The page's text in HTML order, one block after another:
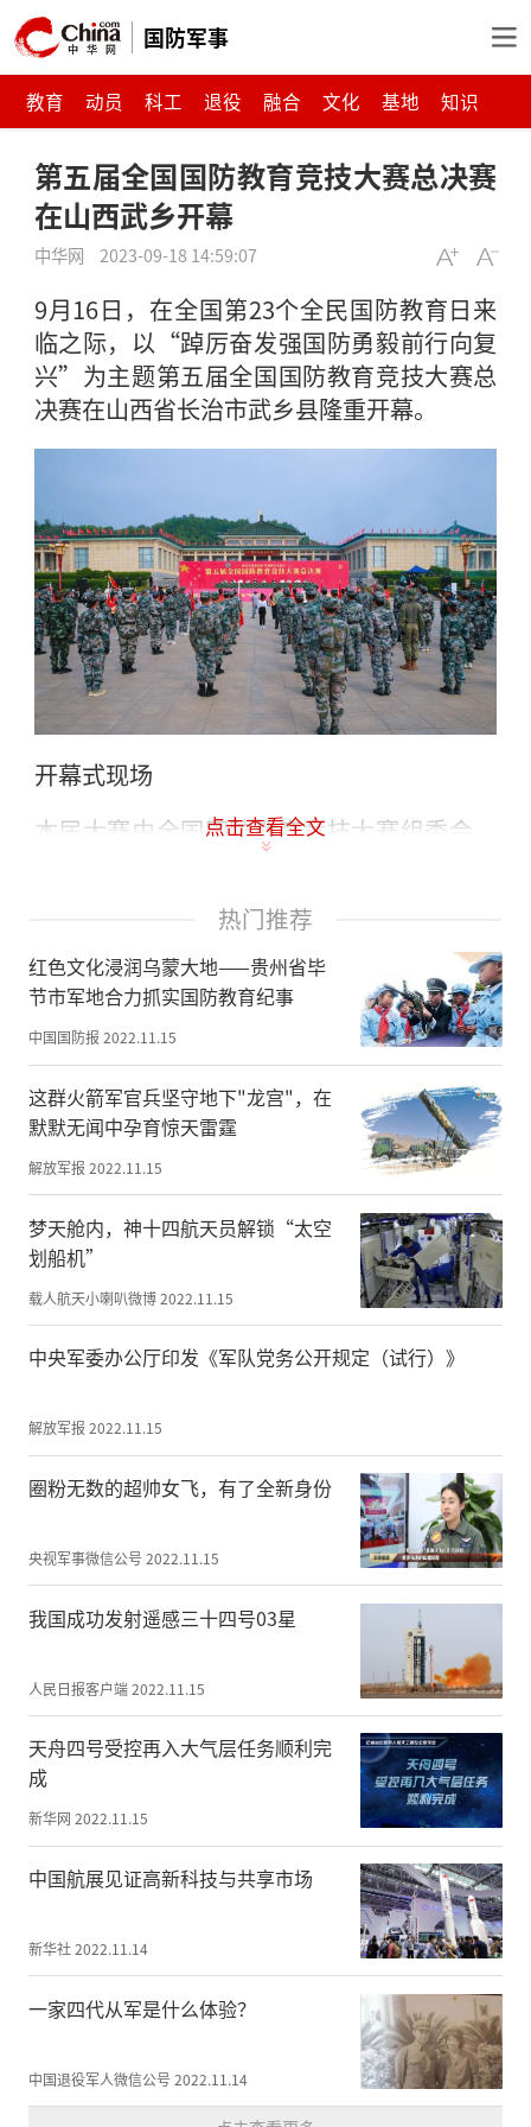
国防军事
教育 动员 科工 退役 融合 文化 基地 知识
第五届全国国防教育竞技大赛总决赛
在山西武乡开幕
中华网 2023-09-18 14:59:07
9月16日，在全国第23个全民国防教育日来
临之际，以“踔厉奋发强国防勇毅前行向复
兴”为主题第五届全国国防教育竞技大赛总
决赛在山西省长治市武乡县隆重开幕。
开幕式现场
本届大赛由全国国防教育竞技大赛组委会、
京）文化科技有限公司、山西红星杨旅游发
展有限公司、沈阳市辽牙君旅研学训练基
地、北京龙成嘉业文化有限公司联合承办，
山西省委宣传部、山西省军区、长治市委宣
传部、长治市军分区联合支持。
中央军委国防动员部政治工作局国防教育处
处长李强大校、中央宣传部宣传教育局宣传
指导处干部邱东阳、全国国防教育竞技大赛
组委会秘书长牛淏屹、国防教育杂志总编辑
张年祥、八一军体大队训练部原副部长、国
际射联国际A级裁判、全国国防教育竞技大
赛竞委会主任张伟大校，陆军特种作战学院
狙击作战系教授、全国国防教育竞技大赛裁
处副处长赵东波，山西省军区政治工作局上
校干事陈茂堂，长治市人大常委会副主任王
宇、长治军分区政委雷俊大校、长治市委宣
传部副部长霍冰，长治军分区政治工作处主
任韩军上校，武乡县委书记贺思宇，武乡县
委副书记、县长王书文等领导嘉宾以及武乡
县各机关单位干部、武乡县中小学生、全国
各地的参赛选手、全国各大新闻媒体的记者
等900余人出席了开幕式。
中共武乡县委书记贺思宇致欢迎词
点击查看全文
热门推荐
红色文化浸润乌蒙大地——贵州省毕
节市军地合力抓实国防教育纪事
中国国防报 2022.11.15
这群火箭军官兵坚守地下"龙宫"，在
默默无闻中孕育惊天雷霆
解放军报 2022.11.15
梦天舱内，神十四航天员解锁“太空
划船机”
载人航天小喇叭微博2022.11.15
中央军委办公厅印发《军队党务公开规定（试行）》
解放军报 2022.11.15
圈粉无数的超帅女飞，有了全新身份
央视军事微信公号 2022.11.15
我国成功发射遥感三十四号03星
人民日报客户端2022.11.15
天舟四号受控再入大气层任务顺利完
成
新华网 2022.11.15
中国航展见证高新科技与共享市场
新华社2022.11.14
一家四代从军是什么体验？
中国退役军人微信公号 2022.11.14